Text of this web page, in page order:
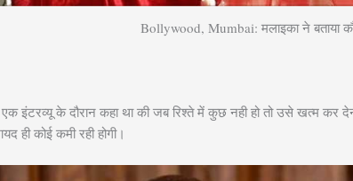
Bollywood, Mumbai: मलाइका ने बताया
इंटरव्यू के दौरान कहा था की जब रिश्ते में कुछ नही हो तो उसे खत्म कर
ही कोई कमी रही होगी।